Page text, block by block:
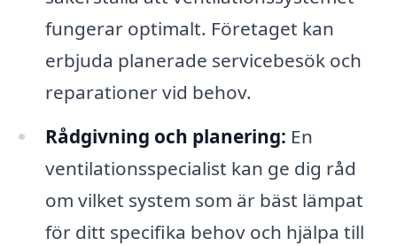
fungerar optimalt. Företaget kan
erbjuda planerade servicebesök och
reparationer vid behov.
Rådgivning och planering: En
ventilationsspecialist kan ge dig råd
om vilket system som är bäst lämpat
för ditt specifika behov och hjälpa till